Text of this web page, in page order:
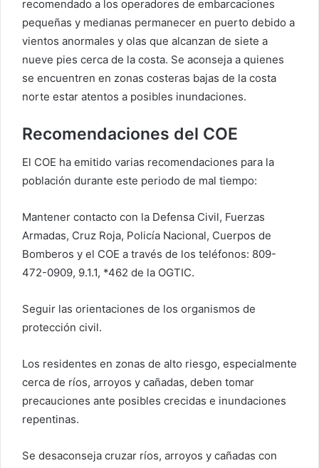
recomendado a los operadores de embarcaciones
pequeñas y medianas permanecer en puerto debido a
vientos anormales y olas que alcanzan de siete a
nueve pies cerca de la costa. Se aconseja a quienes
se encuentren en zonas costeras bajas de la costa
norte estar atentos a posibles inundaciones.
Recomendaciones del COE
El COE ha emitido varias recomendaciones para la
población durante este periodo de mal tiempo:
Mantener contacto con la Defensa Civil, Fuerzas
Armadas, Cruz Roja, Policía Nacional, Cuerpos de
Bomberos y el COE a través de los teléfonos: 809-
472-0909, 9.1.1, *462 de la OGTIC.
Seguir las orientaciones de los organismos de
protección civil.
Los residentes en zonas de alto riesgo, especialmente
cerca de ríos, arroyos y cañadas, deben tomar
precauciones ante posibles crecidas e inundaciones
repentinas.
Se desaconseja cruzar ríos, arroyos y cañadas con